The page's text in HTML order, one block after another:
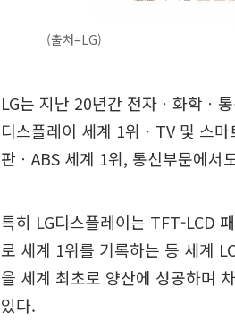
(출처=LG)
LG는 지난 20년간 전자ㆍ화학ㆍ
디스플레이 세계 1위ㆍTV 및 스
판ㆍABS 세계 1위, 통신부문에서
특히 LG디스플레이는 TFT-LCD
로 세계 1위를 기록하는 등 세계
을 세계 최초로 양산에 성공하며
있다.